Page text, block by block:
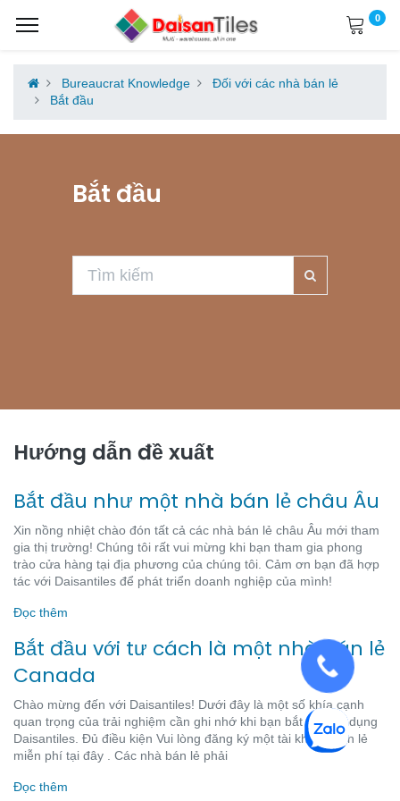
0
Bureaucrat Knowledge
Đối với các nhà bán lẻ
Bắt đầu
Bắt đầu
Hướng dẫn đề xuất
Bắt đầu như một nhà bán lẻ châu Âu
Xin nồng nhiệt chào đón tất cả các nhà bán lẻ châu Âu mới tham
gia thị trường! Chúng tôi rất vui mừng khi bạn tham gia phong
trào cửa hàng tại địa phương của chúng tôi. Cảm ơn bạn đã hợp
tác với Daisantiles để phát triển doanh nghiệp của mình!
Đọc thêm
Bắt đầu với tư cách là một nhà bán lẻ
Canada
Chào mừng đến với Daisantiles! Dưới đây là một số khía cạnh
quan trọng của trải nghiệm cần ghi nhớ khi bạn bắt đầu sử dụng
Daisantiles. Đủ điều kiện Vui lòng đăng ký một tài khoản bán lẻ
miễn phí tại đây . Các nhà bán lẻ phải
Đọc thêm